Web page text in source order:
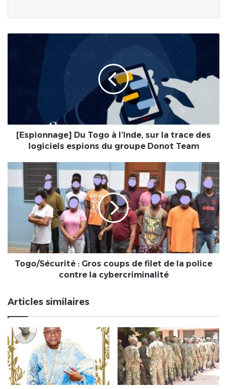
des
logiciels
Team
[Espionnage] Du Togo à l’Inde, sur la trace des
logiciels espions du groupe Donot Team
Togo/Sécurité
Gros
police
contre
Togo/Sécurité : Gros coups de filet de la police
contre la cybercriminalité
Articles similaires